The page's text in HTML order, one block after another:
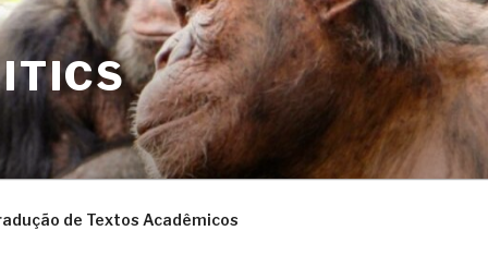
de Textos Acadêmicos